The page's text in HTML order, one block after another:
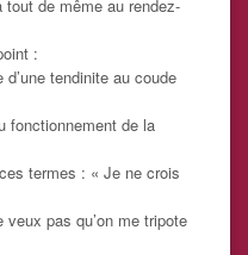
de même au rendez-
:
d’une tendinite au coude
fonctionnement de la
termes : « Je ne crois
pas qu’on me tripote